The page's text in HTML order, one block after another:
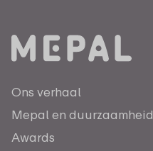
Ons verhaal
Mepal en duurzaamheid
Awards